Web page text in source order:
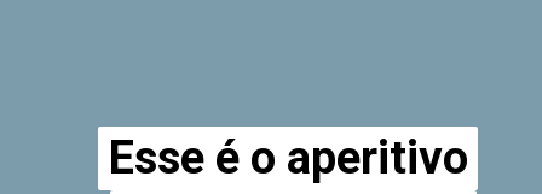
Esse é o aperitivo
Esse é o aperitivo